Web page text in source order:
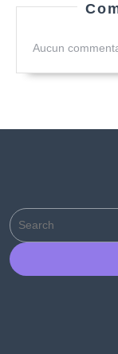
Aucun
Search
for: